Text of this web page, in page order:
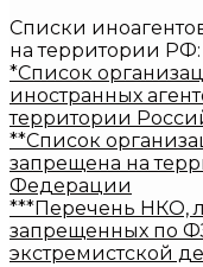
Списки
на территории РФ:
*Список
иностранных
территории
**Список
запрещена на
Федерации
***Перечень НКО,
запрещенных по
экстремистской